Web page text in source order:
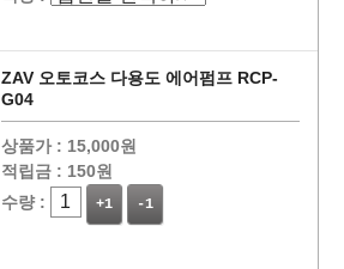
ZAV 오토코스 다용도 에어펌프 RCP-
G04
상품가 : 15,000원
적립금 : 150원
수량 :
+1 -1